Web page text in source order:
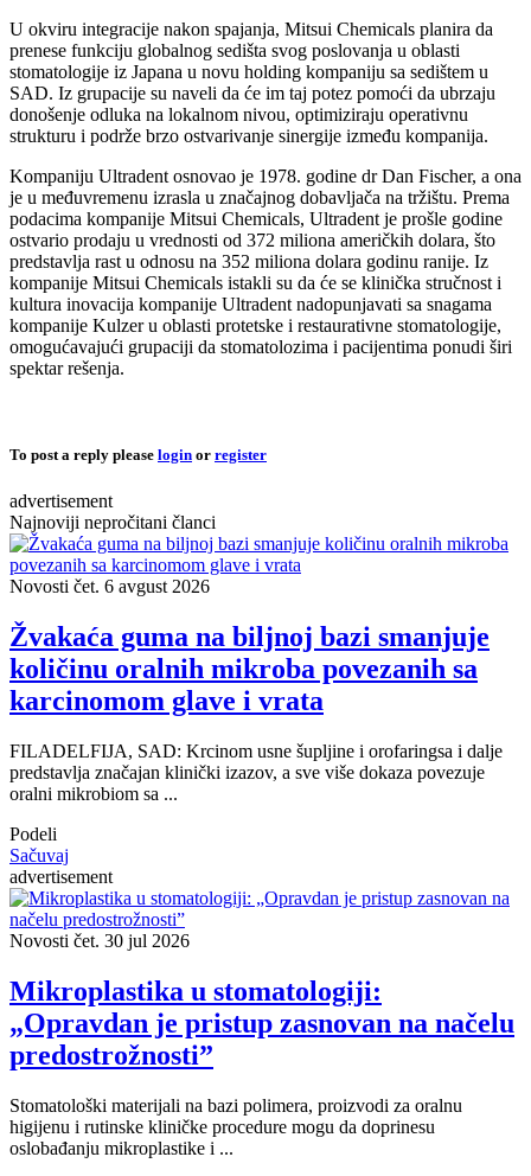
U okviru integracije nakon spajanja, Mitsui Chemicals planira da
prenese funkciju globalnog sedišta svog poslovanja u oblasti
stomatologije iz Japana u novu holding kompaniju sa sedištem u
SAD. Iz grupacije su naveli da će im taj potez pomoći da ubrzaju
donošenje odluka na lokalnom nivou, optimiziraju operativnu
strukturu i podrže brzo ostvarivanje sinergije između kompanija.
Kompaniju Ultradent osnovao je 1978. godine dr Dan Fischer, a ona
je u međuvremenu izrasla u značajnog dobavljača na tržištu. Prema
podacima kompanije Mitsui Chemicals, Ultradent je prošle godine
ostvario prodaju u vrednosti od 372 miliona američkih dolara, što
predstavlja rast u odnosu na 352 miliona dolara godinu ranije. Iz
kompanije Mitsui Chemicals istakli su da će se klinička stručnost i
kultura inovacija kompanije Ultradent nadopunjavati sa snagama
kompanije Kulzer u oblasti protetske i restaurativne stomatologije,
omogućavajući grupaciji da stomatolozima i pacijentima ponudi širi
spektar rešenja.
To post a reply please login or register
advertisement
Najnoviji nepročitani članci
Novosti čet. 6 avgust 2026
Žvakaća guma na biljnoj bazi smanjuje
količinu oralnih mikroba povezanih sa
karcinomom glave i vrata
FILADELFIJA, SAD: Krcinom usne šupljine i orofaringsa i dalje
predstavlja značajan klinički izazov, a sve više dokaza povezuje
oralni mikrobiom sa ...
Podeli
Sačuvaj
advertisement
Novosti čet. 30 jul 2026
Mikroplastika u stomatologiji:
„Opravdan je pristup zasnovan na načelu
predostrožnosti”
Stomatološki materijali na bazi polimera, proizvodi za oralnu
higijenu i rutinske kliničke procedure mogu da doprinesu
oslobađanju mikroplastike i ...